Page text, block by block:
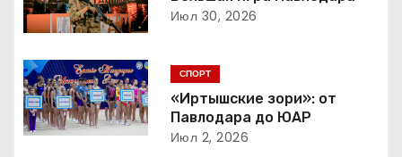
я
п
о
з
Июл 30, 2026
СПОРТ
«Иртышские зори»: от
Павлодара до ЮАР
Июл 2, 2026